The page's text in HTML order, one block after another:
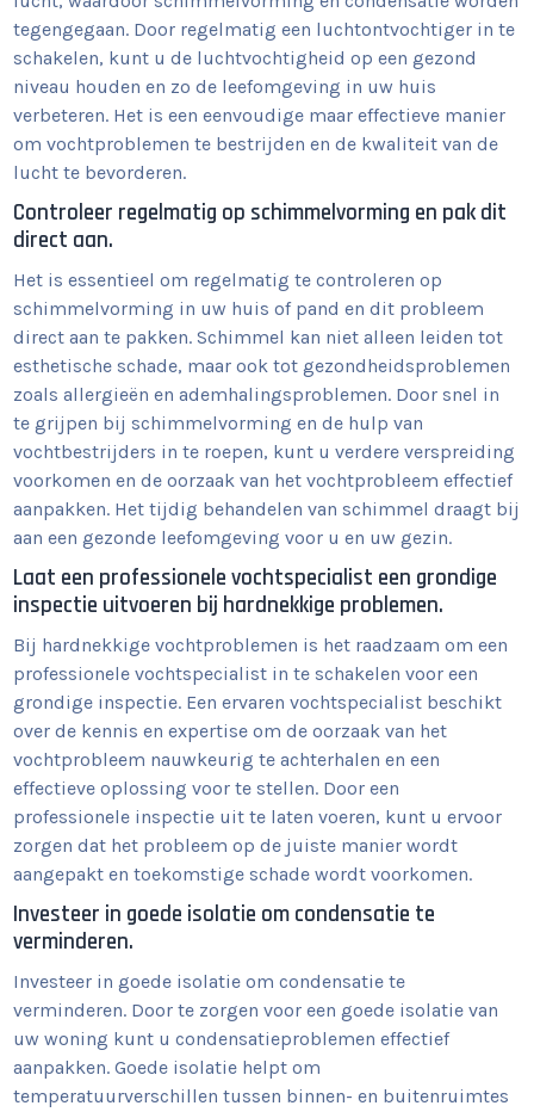
tegengegaan. Door regelmatig een luchtontvochtiger in te
schakelen, kunt u de luchtvochtigheid op een gezond
niveau houden en zo de leefomgeving in uw huis
verbeteren. Het is een eenvoudige maar effectieve manier
om vochtproblemen te bestrijden en de kwaliteit van de
lucht te bevorderen.
Controleer regelmatig op schimmelvorming en pak dit
direct aan.
Het is essentieel om regelmatig te controleren op
schimmelvorming in uw huis of pand en dit probleem
direct aan te pakken. Schimmel kan niet alleen leiden tot
esthetische schade, maar ook tot gezondheidsproblemen
zoals allergieën en ademhalingsproblemen. Door snel in
te grijpen bij schimmelvorming en de hulp van
vochtbestrijders in te roepen, kunt u verdere verspreiding
voorkomen en de oorzaak van het vochtprobleem effectief
aanpakken. Het tijdig behandelen van schimmel draagt bij
aan een gezonde leefomgeving voor u en uw gezin.
Laat een professionele vochtspecialist een grondige
inspectie uitvoeren bij hardnekkige problemen.
Bij hardnekkige vochtproblemen is het raadzaam om een
professionele vochtspecialist in te schakelen voor een
grondige inspectie. Een ervaren vochtspecialist beschikt
over de kennis en expertise om de oorzaak van het
vochtprobleem nauwkeurig te achterhalen en een
effectieve oplossing voor te stellen. Door een
professionele inspectie uit te laten voeren, kunt u ervoor
zorgen dat het probleem op de juiste manier wordt
aangepakt en toekomstige schade wordt voorkomen.
Investeer in goede isolatie om condensatie te
verminderen.
Investeer in goede isolatie om condensatie te
verminderen. Door te zorgen voor een goede isolatie van
uw woning kunt u condensatieproblemen effectief
aanpakken. Goede isolatie helpt om
temperatuurverschillen tussen binnen- en buitenruimtes